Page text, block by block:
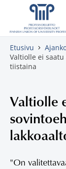
Skippaa sisältö
Etusivu
Valtiolle ei
tiistaina
Valtiolle
"On